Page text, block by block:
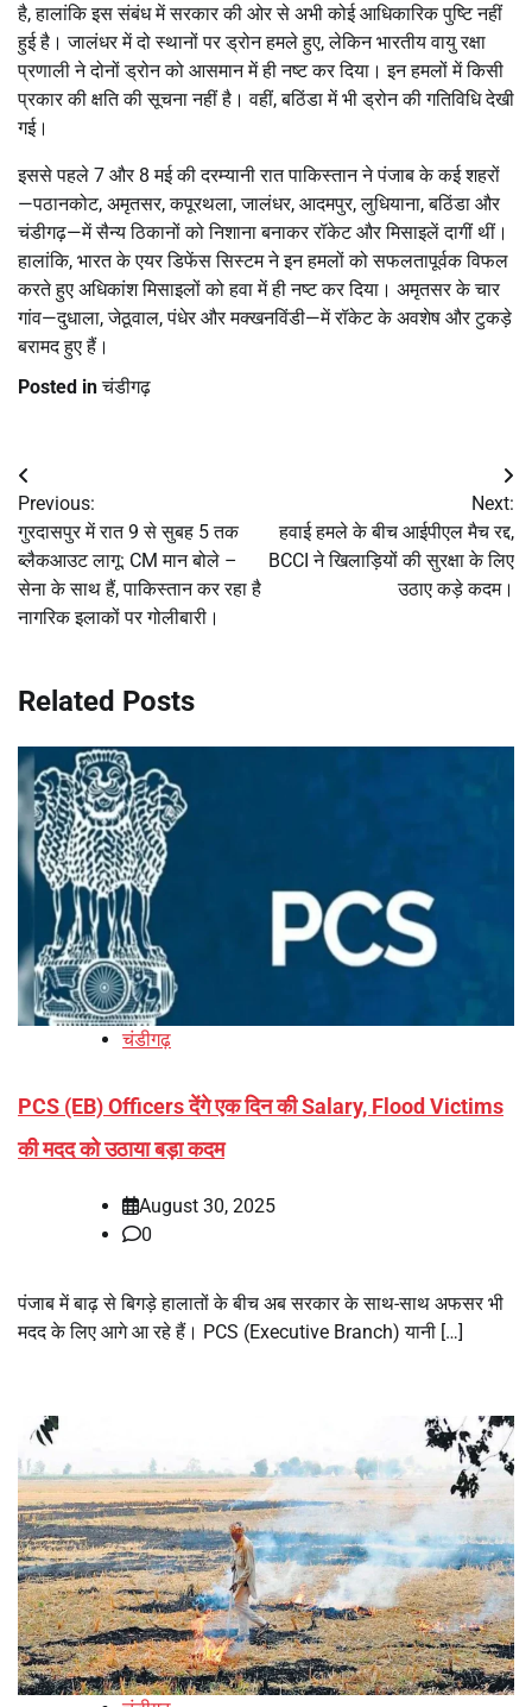
है, हालांकि इस संबंध में सरकार की ओर से अभी कोई आधिकारिक पुष्टि नहीं
हुई है। जालंधर में दो स्थानों पर ड्रोन हमले हुए, लेकिन भारतीय वायु रक्षा
प्रणाली ने दोनों ड्रोन को आसमान में ही नष्ट कर दिया। इन हमलों में किसी
प्रकार की क्षति की सूचना नहीं है। वहीं, बठिंडा में भी ड्रोन की गतिविधि देखी
गई।
इससे पहले 7 और 8 मई की दरम्यानी रात पाकिस्तान ने पंजाब के कई शहरों
—पठानकोट, अमृतसर, कपूरथला, जालंधर, आदमपुर, लुधियाना, बठिंडा और
चंडीगढ़—में सैन्य ठिकानों को निशाना बनाकर रॉकेट और मिसाइलें दागीं थीं।
हालांकि, भारत के एयर डिफेंस सिस्टम ने इन हमलों को सफलतापूर्वक विफल
करते हुए अधिकांश मिसाइलों को हवा में ही नष्ट कर दिया। अमृतसर के चार
गांव—दुधाला, जेठूवाल, पंधेर और मक्खनविंडी—में रॉकेट के अवशेष और टुकड़े
बरामद हुए हैं।
Posted inचंडीगढ़
Post
navigation
Previous:
गुरदासपुर में रात 9 से सुबह 5 तक
ब्लैकआउट लागू: CM मान बोले –
सेना के साथ हैं, पाकिस्तान कर रहा है
नागरिक इलाकों पर गोलीबारी।
Next:
हवाई हमले के बीच आईपीएल मैच रद्द,
BCCI ने खिलाड़ियों की सुरक्षा के लिए
उठाए कड़े कदम।
Related Posts
चंडीगढ़
PCS (EB) Officers देंगे एक दिन की Salary, Flood Victims
की मदद को उठाया बड़ा कदम
August 30, 2025
0
पंजाब में बाढ़ से बिगड़े हालातों के बीच अब सरकार के साथ-साथ अफसर भी
मदद के लिए आगे आ रहे हैं। PCS (Executive Branch) यानी […]